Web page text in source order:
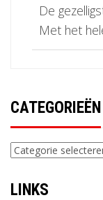
De
Met het
CATEGORIEËN
Categorieën
LINKS